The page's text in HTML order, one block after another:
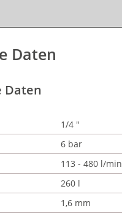
Daten
Daten
1/4 "
6 bar
113 - 480 l/min
260 l
1,6 mm